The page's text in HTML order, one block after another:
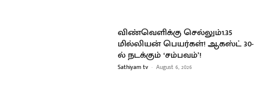
விண்வெளிக்கு செல்லும்1.35
மில்லியன் பெயர்கள்! ஆகஸ்ட் 30-
ல் நடக்கும் ‘சம்பவம்’!
Sathiyam tv - August 6, 2026